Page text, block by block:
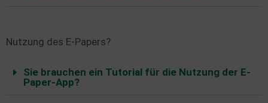
Nutzung des E-Papers?
Sie brauchen ein Tutorial für die Nutzung der E-
Paper-App?